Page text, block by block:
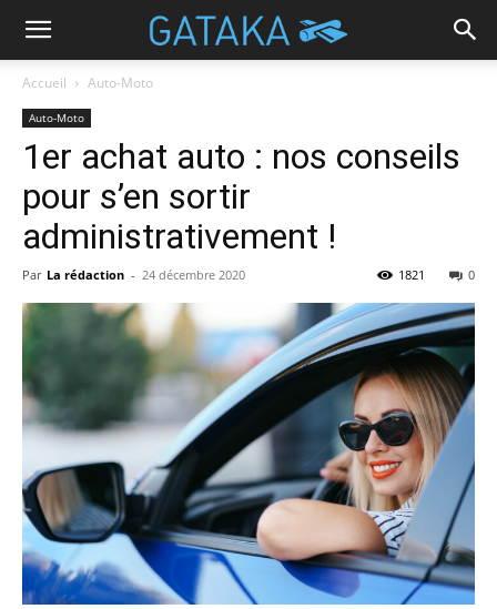
Accueil Auto-Moto
Auto-Moto
1er achat auto : nos conseils
pour s’en sortir
administrativement !
Par La rédaction - 24 décembre 2020 0
1821